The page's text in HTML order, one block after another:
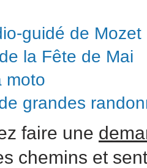
guidé de Mozet
la Fête de Mai
moto
grandes
faire une
chemins et